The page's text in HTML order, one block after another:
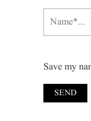
Save my